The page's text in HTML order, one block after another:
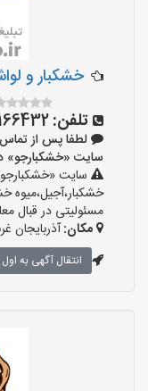
خشکبار و
تلفن:
لطفا پس از
سایت «خشکبارجو» دیده ام و
سایت
مسئولیتی در قبال
مکان:آذربایجان
انتقال آگهی به